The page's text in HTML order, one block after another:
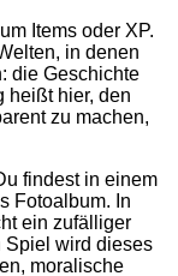
Items oder XP.
in denen
die Geschichte
heißt hier, den
zu machen,
findest in einem
Fotoalbum. In
ein zufälliger
Spiel wird dieses
moralische